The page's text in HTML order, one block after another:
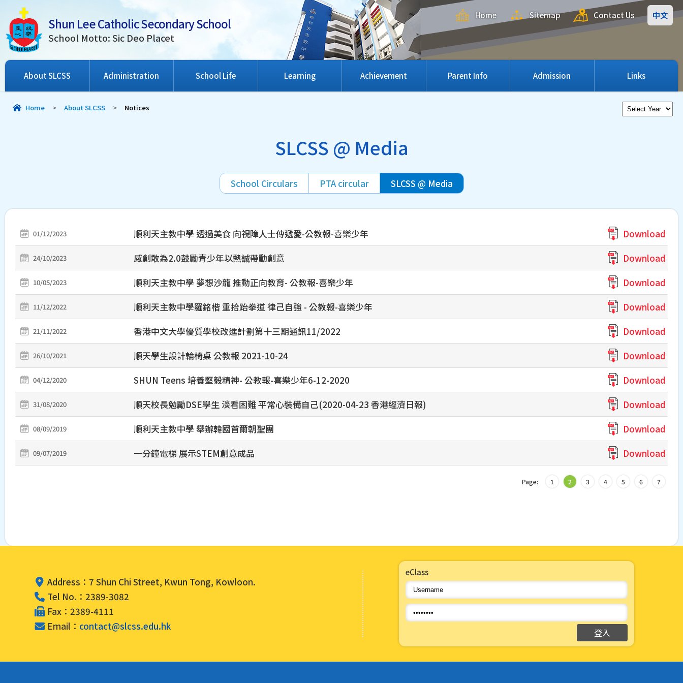
Shun Lee Catholic Secondary School
School Motto: Sic Deo Placet
Home Sitemap Contact Us 中文
About SLCSS Administration School Life Learning Achievement Parent Info Admission Links
Home > About SLCSS > Notices
SLCSS @ Media
School Circulars PTA circular SLCSS @ Media
01/12/2023 順利天主教中學 透過美食 向視障人士傳遞愛-公教報-喜樂少年 Download
24/10/2023 感創敢為2.0鼓勵青少年以熱誠帶動創意 Download
10/05/2023 順利天主教中學 夢想沙龍 推動正向教育- 公教報-喜樂少年 Download
11/12/2022 順利天主教中學羅銘楷 重拾跆拳道 律己自強 - 公教報-喜樂少年 Download
21/11/2022 香港中文大學優質學校改進計劃第十三期通訊11/2022 Download
26/10/2021 順天學生設計輪椅桌 公教報 2021-10-24 Download
04/12/2020 SHUN Teens 培養堅毅精神- 公教報-喜樂少年6-12-2020 Download
31/08/2020 順天校長勉勵DSE學生 淡看困難 平常心裝備自己(2020-04-23 香港經濟日報) Download
08/09/2019 順利天主教中學 舉辦韓國首爾朝聖團 Download
09/07/2019 一分鐘電梯 展示STEM創意成品 Download
Page: 1 2 3 4 5 6 7
Address：7 Shun Chi Street, Kwun Tong, Kowloon.
Tel No.：2389-3082
Fax：2389-4111
Email： contact@slcss.edu.hk
eClass